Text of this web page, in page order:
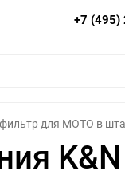
+7 (495)
для МОТО в